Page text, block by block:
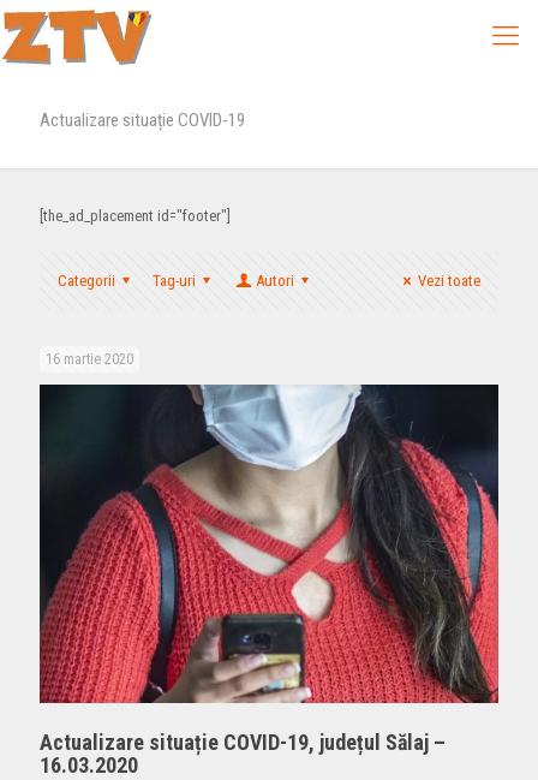
Actualizare situație COVID-19
[the_ad_placement id="footer"]
Categorii Tag-uri Autori Vezi toate
16 martie 2020
Actualizare situație COVID-19, județul Sălaj –
16.03.2020